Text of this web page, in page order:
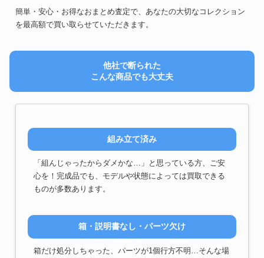
簡単・安心・お得なおまとめ査定で、あなたの大切なコレクション
を最高額で買い取らせていただきます。
他社で断られた
こんな商品でも大丈夫
組み立て済み
「組んじゃったからダメかな…」と思っている方、ご安
心を！完成品でも、モデルや状態によっては買取できる
ものが多数あります。
箱・説明書なし・パーツ欠け
箱だけ処分しちゃった、パーツが1個行方不明…そんな場